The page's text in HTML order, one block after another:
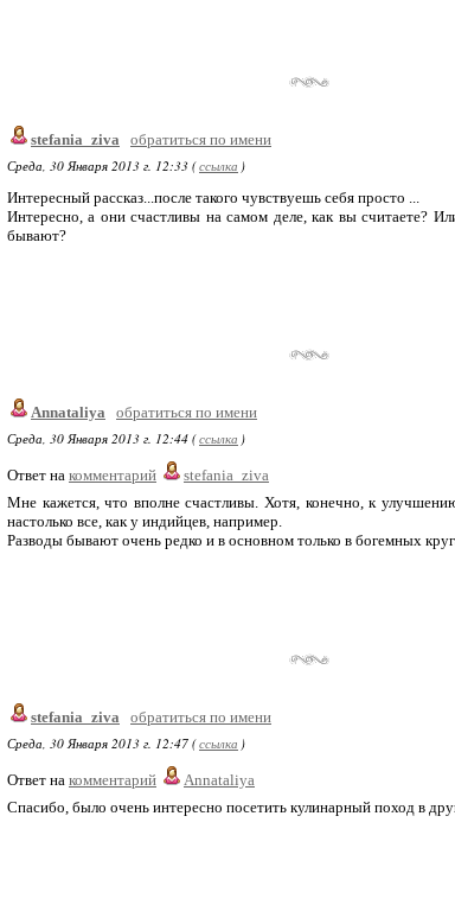
stefania_ziva
обратиться по имени
Среда, 30 Января 2013 г. 12:33 (ссылка )
Интересный рассказ...после такого чувствуешь себя просто ...
Интересно, а они счастливы на самом деле, как вы считаете?
бывают?
Annataliya
обратиться по имени
Среда, 30 Января 2013 г. 12:44 (ссылка )
Ответ на комментарий
stefania_ziva
Мне кажется, что вполне счастливы. Хотя, конечно, к
настолько все, как у индийцев, например.
Разводы бывают очень редко и в основном только в богемных
stefania_ziva
обратиться по имени
Среда, 30 Января 2013 г. 12:47 (ссылка )
Ответ на комментарий
Annataliya
Спасибо, было очень интересно посетить кулинарный поход в